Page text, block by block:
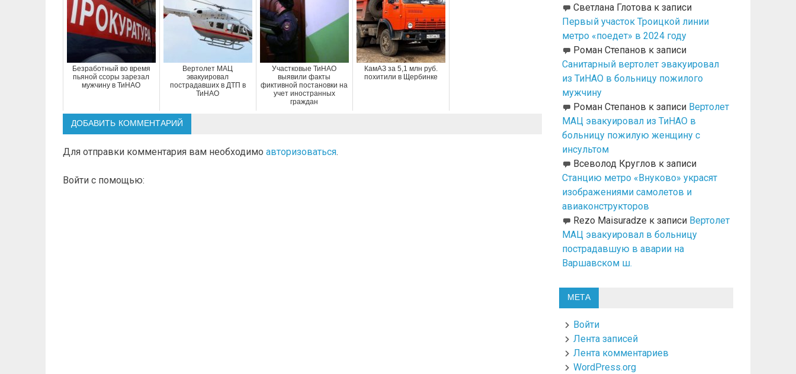
Безработный во время
пьяной ссоры зарезал
мужчину в ТиНАО
Вертолет МАЦ
эвакуировал
пострадавших в ДТП в
ТиНАО
Участковые ТиНАО
выявили факты
фиктивной постановки на
учет иностранных
граждан
КамАЗ за 5,1 млн руб.
похитили в Щербинке
ДОБАВИТЬ КОММЕНТАРИЙ
Для отправки комментария вам необходимо авторизоваться.
Войти с помощью:
Светлана Глотовак записи
Первый участок Троицкой линии
метро «поедет» в 2024 году
Роман Степанов к записи
Санитарный вертолет эвакуировал
из ТиНАО в больницу пожилого
мужчину
Роман Степанов к записи Вертолет
МАЦ эвакуировал из ТиНАО в
больницу пожилую женщину с
инсультом
Всеволод Круглов к записи
Станцию метро «Внуково» украсят
изображениями самолетов и
авиаконструкторов
Rezo Maisuradze к записи Вертолет
МАЦ эвакуировал в больницу
пострадавшую в аварии на
Варшавском ш.
МЕТА
Войти
Лента записей
Лента комментариев
WordPress.org